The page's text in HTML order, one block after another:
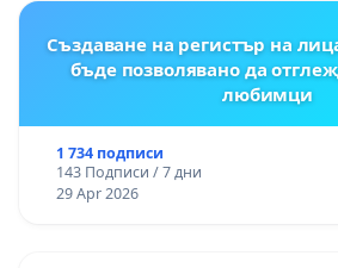
Създаване на регистър на
бъде позволявано да
любимци
1 734 подписи
143 Подписи / 7 дни
29 Apr 2026